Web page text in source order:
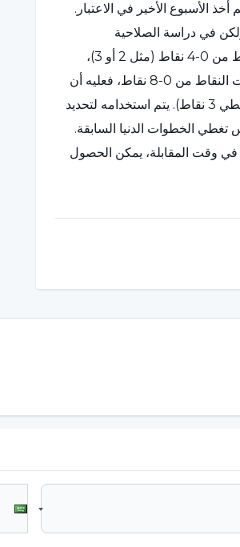
تم أخذ الأسبوع الأخير في الاعتبار.
في دراسة الصلاحية
والموثوقية، تم اقتراح أنه إذا لم يتمكن الطبيب السريري من اتخاذ قرار بشأن البنود ذات النقاط من 0-4 نقاط (مثل 2 أو 3)،
فعليه أن يعطي الدرجة الأعلى، وإذا لم يتمكن الطبيب السريري من اتخاذ قرار بشأن البنود ذات النقاط من 0-8 نقاط، فعليه أن
يأخذ القيمة بينهما (أي إذا لم يتمكن الطبيب السريري من اتخاذ قرار بشأن 2 أو 4، فعليه أن يعطي 3 نقاط). يتم استخدامه لتحديد
الخطوات الدنيا السابقة.
التقييم في وقت المقابلة، يمكن الحصول